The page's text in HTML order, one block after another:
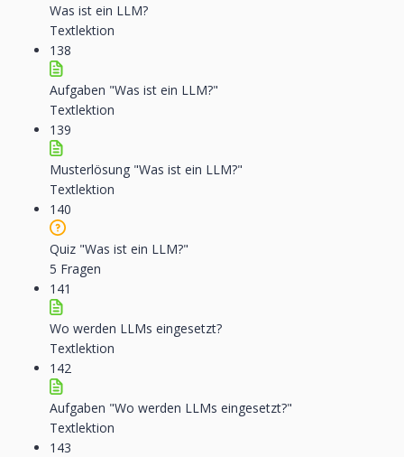
Was ist ein LLM?
Textlektion
138
Aufgaben "Was ist ein LLM?"
Textlektion
139
Musterlösung "Was ist ein LLM?"
Textlektion
140
Quiz "Was ist ein LLM?"
5 Fragen
141
Wo werden LLMs eingesetzt?
Textlektion
142
Aufgaben "Wo werden LLMs eingesetzt?"
Textlektion
143